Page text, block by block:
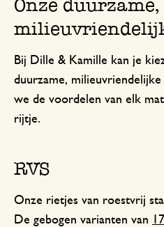
Onze duurzame,
Bij Dille & Kamille kan je
duurzame,
we de voordelen van elk
rijtje.
RVS
Onze rietjes van roestvrij
De gebogen varianten van